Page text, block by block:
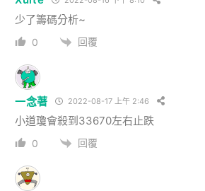
少了籌碼分析~
0 回覆
一念著 2022-08-17 上午 2:46
小道瓊會殺到33670左右止跌
0 回覆